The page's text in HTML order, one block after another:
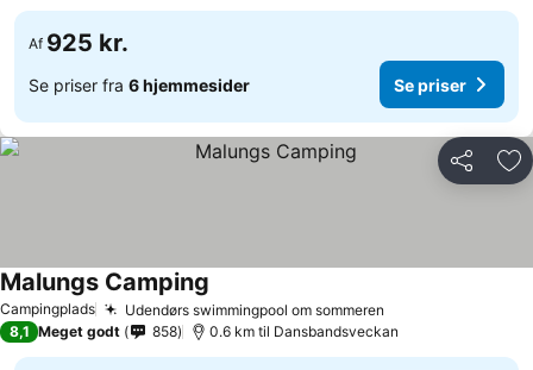
Af 925 kr.
Se priser fra 6 hjemmesider Se priser
Del
Campingplads Udendørs swimmingpool om sommeren
Malungs Camping
8,1 Meget godt 858 0.6 km til Dansbandsveckan